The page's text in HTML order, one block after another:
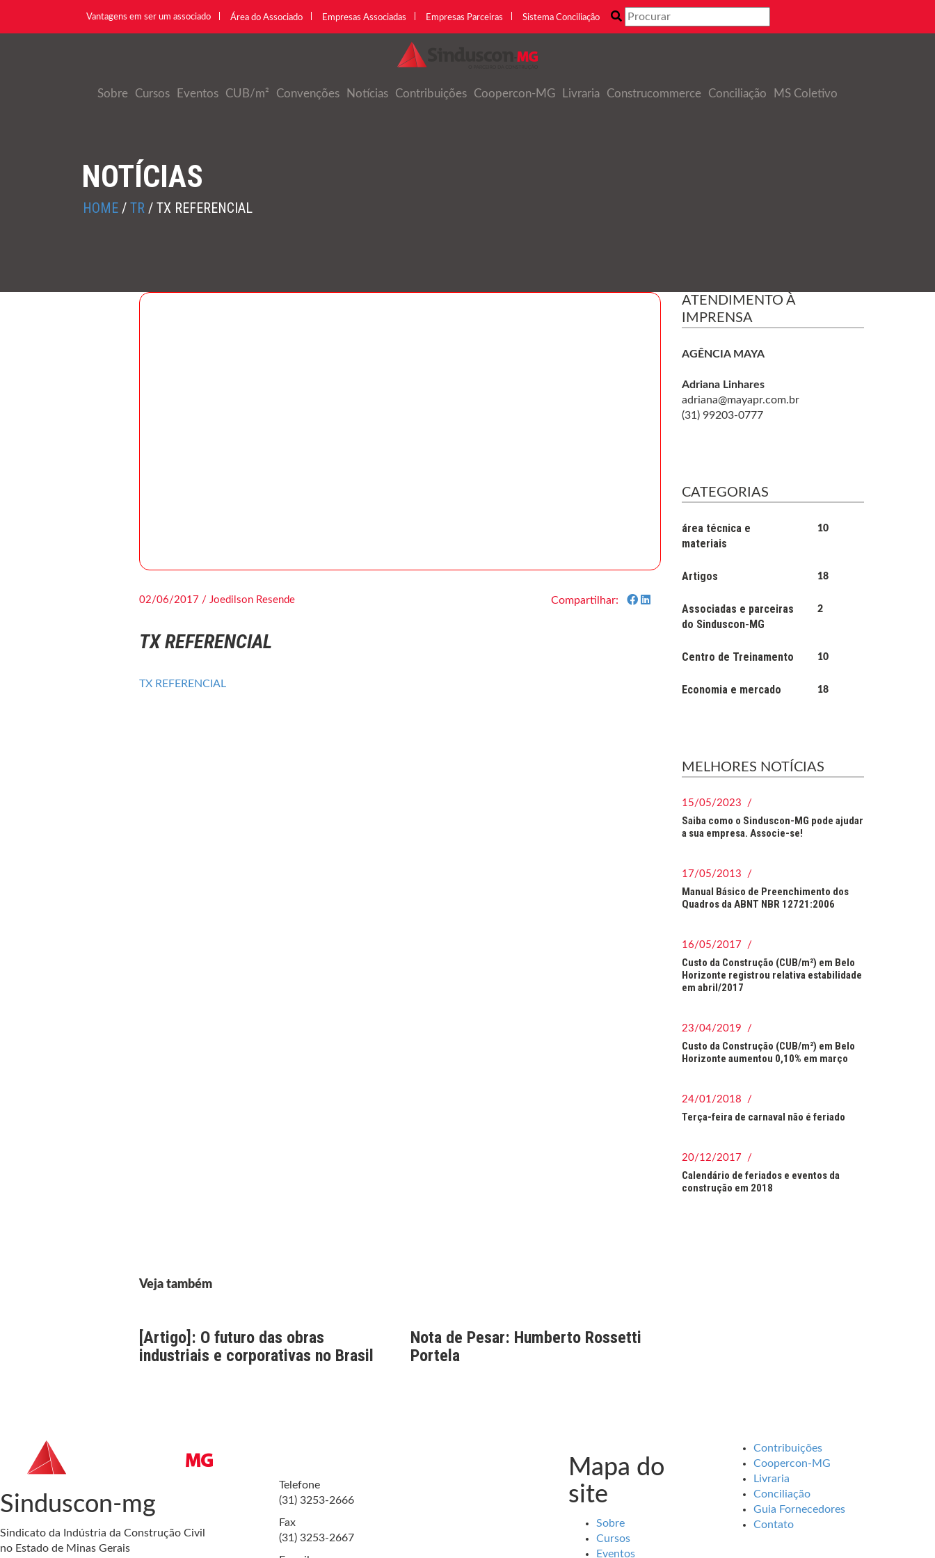
Vantagens em ser um associado Área do Associado Empresas Associadas Empresas Parceiras Sistema Conciliação
Sobre Cursos Eventos CUB/m² Convenções Notícias Contribuições Coopercon-MG Livraria Construcommerce Conciliação MS Coletivo
NOTÍCIAS
HOME / TR / TX REFERENCIAL
02/06/2017 / Joedilson Resende Compartilhar:
TX REFERENCIAL
TX REFERENCIAL
ATENDIMENTO À
IMPRENSA
AGÊNCIA MAYA
Adriana Linhares
adriana@mayapr.com.br
(31) 99203-0777
CATEGORIAS
área técnica e
materiais
10
Artigos 18
Associadas e parceiras
do Sinduscon-MG
2
Centro de Treinamento 10
Economia e mercado 18
MELHORES NOTÍCIAS
15/05/2023 /
Saiba como o Sinduscon-MG pode ajudar
a sua empresa. Associe-se!
17/05/2013 /
Manual Básico de Preenchimento dos
Quadros da ABNT NBR 12721:2006
16/05/2017 /
Custo da Construção (CUB/m²) em Belo
Horizonte registrou relativa estabilidade
em abril/2017
23/04/2019 /
Custo da Construção (CUB/m²) em Belo
Horizonte aumentou 0,10% em março
24/01/2018 /
Terça-feira de carnaval não é feriado
20/12/2017 /
Calendário de feriados e eventos da
construção em 2018
Veja também
[Artigo]: O futuro das obras
industriais e corporativas no Brasil
Nota de Pesar: Humberto Rossetti
Portela
Sinduscon-mg
Sindicato da Indústria da Construção Civil
no Estado de Minas Gerais
Telefone
(31) 3253-2666
Fax
(31) 3253-2667
Mapa do
site
Sobre
Cursos
Eventos
Contribuições
Coopercon-MG
Livraria
Conciliação
Guia Fornecedores
Contato